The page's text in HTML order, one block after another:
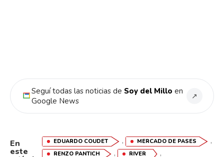
Seguí todas las noticias de Soy del Millo en
Google News
↗
En
este
EDUARDO COUDET , MERCADO DE PASES ,
RENZO PANTICH , RIVER ,